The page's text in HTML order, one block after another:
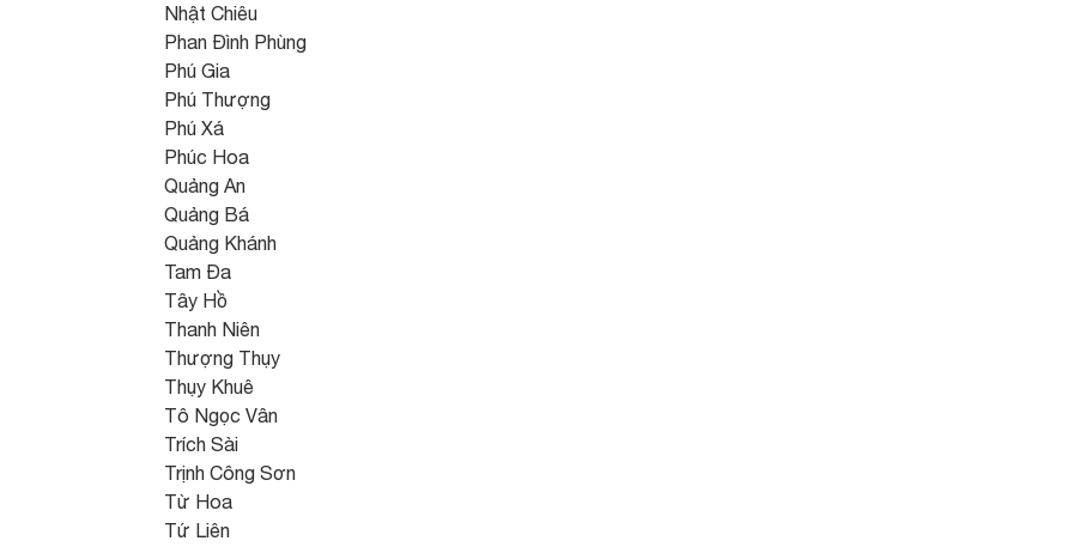
Nhật Chiêu
Phan Đình Phùng
Phú Gia
Phú Thượng
Phú Xá
Phúc Hoa
Quảng An
Quảng Bá
Quảng Khánh
Tam Đa
Tây Hồ
Thanh Niên
Thượng Thụy
Thụy Khuê
Tô Ngọc Vân
Trích Sài
Trịnh Công Sơn
Từ Hoa
Tứ Liên